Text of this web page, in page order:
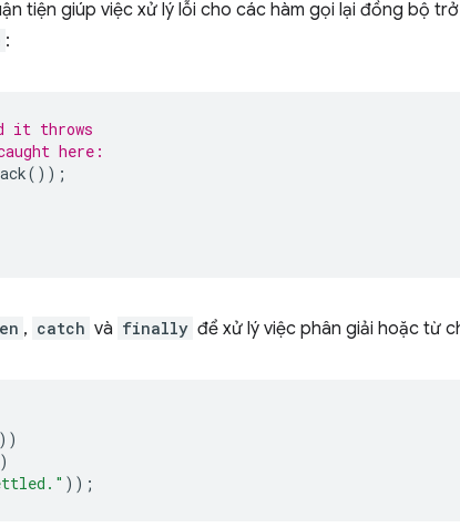
tiện giúp việc xử lý lỗi cho các hàm gọi lại đồng bộ
:
it throws
here:
());
, catch và finally để xử lý việc phân giải hoặc từ
))
));